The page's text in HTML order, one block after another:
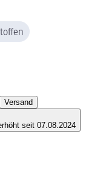
Versand
seit 07.08.2024